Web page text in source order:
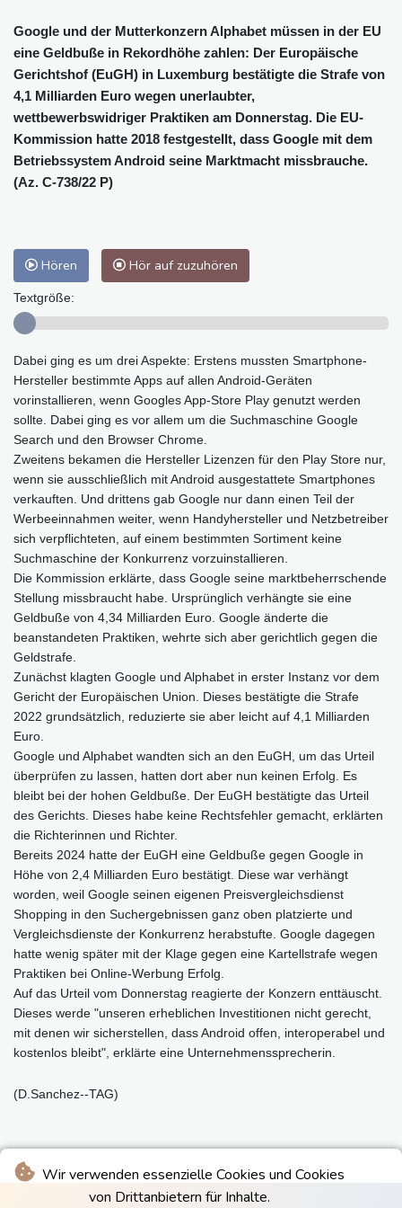
Wir verwenden essenzielle Cookies und Cookies
von Drittanbietern für Inhalte.
Google und der Mutterkonzern Alphabet müssen in der EU
eine Geldbuße in Rekordhöhe zahlen: Der Europäische
Gerichtshof (EuGH) in Luxemburg bestätigte die Strafe von
4,1 Milliarden Euro wegen unerlaubter,
wettbewerbswidriger Praktiken am Donnerstag. Die EU-
Kommission hatte 2018 festgestellt, dass Google mit dem
Betriebssystem Android seine Marktmacht missbrauche.
(Az. C-738/22 P)
Hören Hör auf zuzuhören
Textgröße:
Dabei ging es um drei Aspekte: Erstens mussten Smartphone-
Hersteller bestimmte Apps auf allen Android-Geräten
vorinstallieren, wenn Googles App-Store Play genutzt werden
sollte. Dabei ging es vor allem um die Suchmaschine Google
Search und den Browser Chrome.
Zweitens bekamen die Hersteller Lizenzen für den Play Store nur,
wenn sie ausschließlich mit Android ausgestattete Smartphones
verkauften. Und drittens gab Google nur dann einen Teil der
Werbeeinnahmen weiter, wenn Handyhersteller und Netzbetreiber
sich verpflichteten, auf einem bestimmten Sortiment keine
Suchmaschine der Konkurrenz vorzuinstallieren.
Die Kommission erklärte, dass Google seine marktbeherrschende
Stellung missbraucht habe. Ursprünglich verhängte sie eine
Geldbuße von 4,34 Milliarden Euro. Google änderte die
beanstandeten Praktiken, wehrte sich aber gerichtlich gegen die
Geldstrafe.
Zunächst klagten Google und Alphabet in erster Instanz vor dem
Gericht der Europäischen Union. Dieses bestätigte die Strafe
2022 grundsätzlich, reduzierte sie aber leicht auf 4,1 Milliarden
Euro.
Google und Alphabet wandten sich an den EuGH, um das Urteil
überprüfen zu lassen, hatten dort aber nun keinen Erfolg. Es
bleibt bei der hohen Geldbuße. Der EuGH bestätigte das Urteil
des Gerichts. Dieses habe keine Rechtsfehler gemacht, erklärten
die Richterinnen und Richter.
Bereits 2024 hatte der EuGH eine Geldbuße gegen Google in
Höhe von 2,4 Milliarden Euro bestätigt. Diese war verhängt
worden, weil Google seinen eigenen Preisvergleichsdienst
Shopping in den Suchergebnissen ganz oben platzierte und
Vergleichsdienste der Konkurrenz herabstufte. Google dagegen
hatte wenig später mit der Klage gegen eine Kartellstrafe wegen
Praktiken bei Online-Werbung Erfolg.
Auf das Urteil vom Donnerstag reagierte der Konzern enttäuscht.
Dieses werde "unseren erheblichen Investitionen nicht gerecht,
mit denen wir sicherstellen, dass Android offen, interoperabel und
kostenlos bleibt", erklärte eine Unternehmenssprecherin.
(D.Sanchez--TAG)